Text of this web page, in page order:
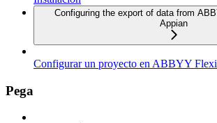
Configuring the export of data from
Appian
Configurar un proyecto en ABBYY
Pega